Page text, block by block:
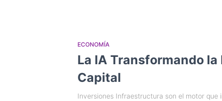
ECONOMÍA
La IA Transformando
Capital
Inversiones Infraestructura son el motor que